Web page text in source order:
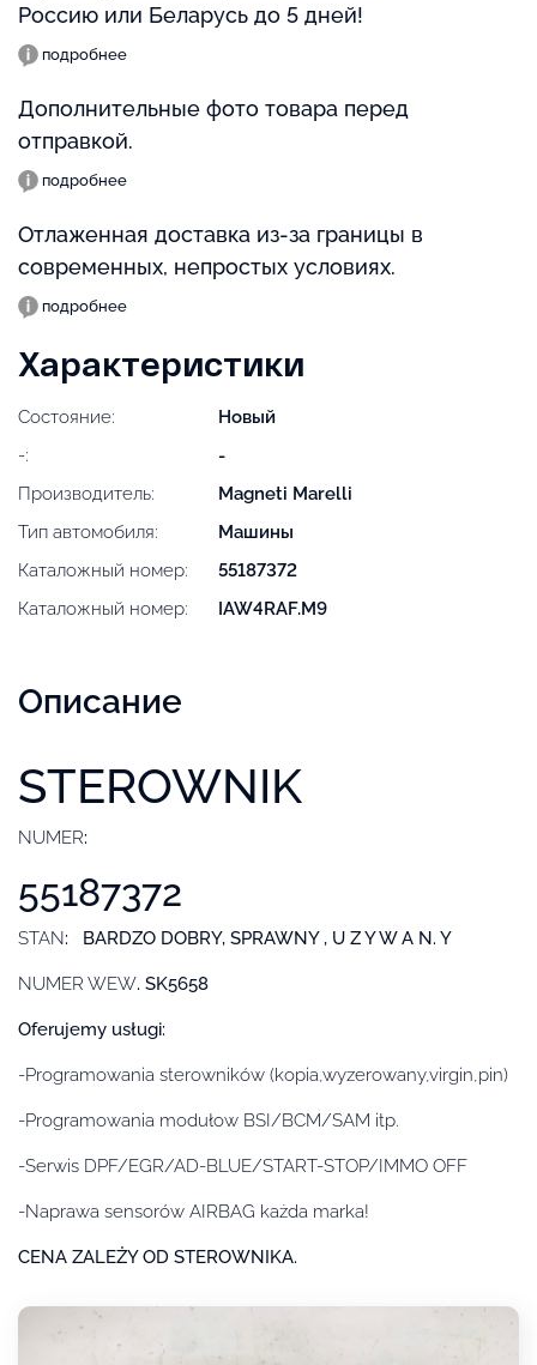
Россию или Беларусь до 5 дней!
подробнее
Дополнительные фото товара перед
отправкой.
подробнее
Отлаженная доставка из-за границы в
современных, непростых условиях.
подробнее
Характеристики
Состояние:
Новый
-:
-
Производитель:
Magneti Marelli
Тип автомобиля:
Машины
Каталожный номер:
55187372
Каталожный номер:
IAW4RAF.M9
Описание
STEROWNIK
NUMER:
55187372
STAN: BARDZO DOBRY, SPRAWNY , U Z Y W A N. Y
NUMER WEW. SK5658
Oferujemy usługi:
-Programowania sterowników (kopia,wyzerowany,virgin,pin)
-Programowania modułow BSI/BCM/SAM itp.
-Serwis DPF/EGR/AD-BLUE/START-STOP/IMMO OFF
-Naprawa sensorów AIRBAG każda marka!
CENA ZALEŻY OD STEROWNIKA.